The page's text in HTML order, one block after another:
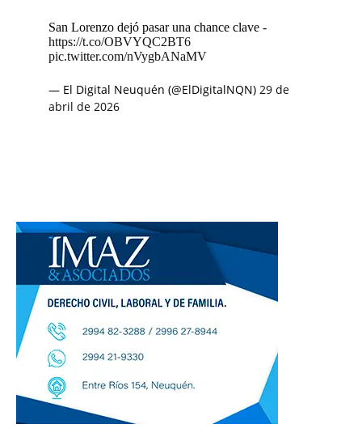
San Lorenzo dejó pasar una chance clave -
https://t.co/OBVYQC2BT6
pic.twitter.com/nVygbANaMV
— El Digital Neuquén (@ElDigitalNQN) 29 de
abril de 2026